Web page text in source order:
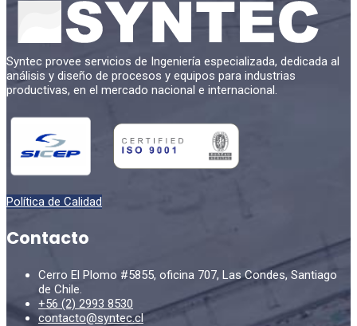
Syntec provee servicios de Ingeniería especializada, dedicada al
análisis y diseño de procesos y equipos para industrias
productivas, en el mercado nacional e internacional.
Política de Calidad
Contacto
Cerro El Plomo #5855, oficina 707, Las Condes, Santiago
de Chile.
+56 (2) 2993 8530
contacto@syntec.cl